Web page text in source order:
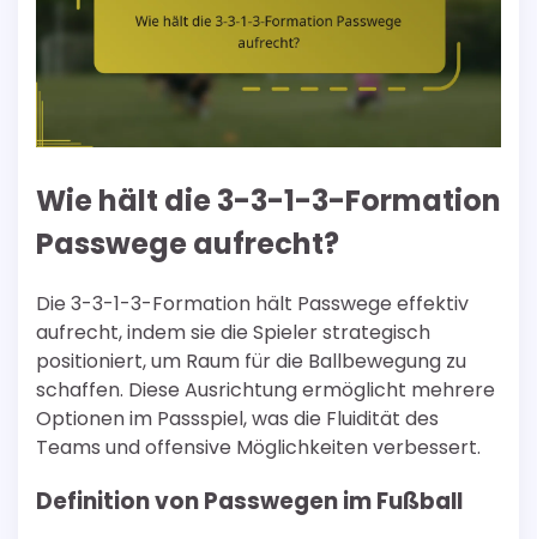
Wie hält die 3-3-1-3-Formation
Passwege aufrecht?
Die 3-3-1-3-Formation hält Passwege effektiv
aufrecht, indem sie die Spieler strategisch
positioniert, um Raum für die Ballbewegung zu
schaffen. Diese Ausrichtung ermöglicht mehrere
Optionen im Passspiel, was die Fluidität des
Teams und offensive Möglichkeiten verbessert.
Definition von Passwegen im Fußball